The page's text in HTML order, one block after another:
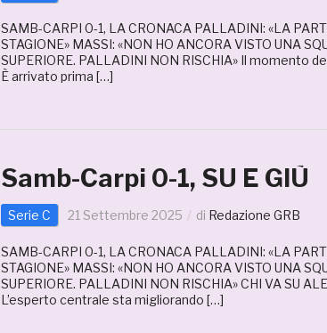
SAMB-CARPI 0-1, LA CRONACA PALLADINI: «LA
STAGIONE» MASSI: «NON HO ANCORA VISTO UNA
SUPERIORE. PALLADINI NON RISCHIA» Il momento
È arrivato prima […]
Samb-Carpi 0-1, SU E GIÙ
Serie C 21 Settembre 2025 di Redazione GRB
SAMB-CARPI 0-1, LA CRONACA PALLADINI: «LA
STAGIONE» MASSI: «NON HO ANCORA VISTO UNA
SUPERIORE. PALLADINI NON RISCHIA» CHI VA SU
L’esperto centrale sta migliorando […]